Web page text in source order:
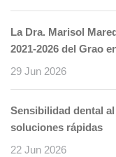
La Dra. Marisol
2021-2026 del Grao
29 Jun 2026
Sensibilidad dental
soluciones rápidas
22 Jun 2026